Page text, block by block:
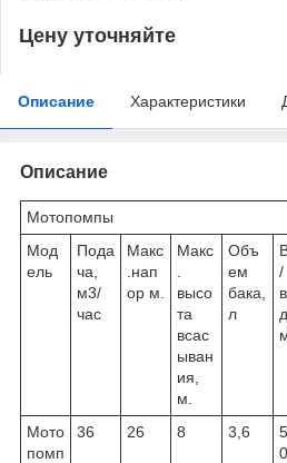
Цену уточняйте
Описание Характеристики
Описание
Мотопомпы
Мод
ель
Пода
ча,
м3/
час
Макс
.нап
ор м.
Макс
высо
та
всас
ыван
ия,
м.
Объ
ем
бака,
л
/
д,
Мото
помп
36 26 8 3,6
0